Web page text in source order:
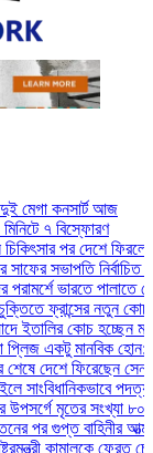
কনসার্ট আজ
৭ বিস্ফোরণ
পর দেশে ফিরলেন
সভাপতি নির্বাচিত কাজী
ভারতে পালাতে
ফ্রান্সের নতুন কোচ জিদান
কোচ হচ্ছেন মানচিনি
একটু মানবিক হোন: মনিরা
ফিরেছেন সেনাপ্রধান
পদত্যাগ করতে
মৃতের সংখ্যা ৮০০ ছাড়াল
গুপ্ত বাহিনীর আত্মপ্রকাশ:
কামালকে ফেরত চেয়ে